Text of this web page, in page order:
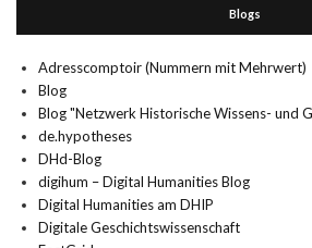
Blogs
Adresscomptoir (Nummern mit Mehrwert)
Blog
Blog "Netzwerk Historische Wissens- und
de.hypotheses
DHd-Blog
digihum – Digital Humanities Blog
Digital Humanities am DHIP
Digitale Geschichtswissenschaft